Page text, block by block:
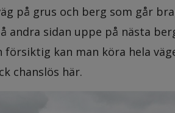
på grus och berg som går
sidan uppe på nästa
kan man köra hela
chanslös här.